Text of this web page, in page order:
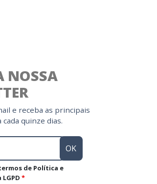
NOSSA
e receba as principais
quinze dias.
de Política e
*